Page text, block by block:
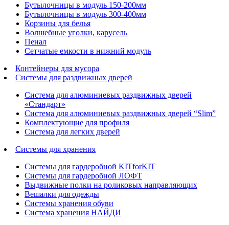
Бутылочницы в модуль 150-200мм
Бутылочницы в модуль 300-400мм
Корзины для белья
Волшебные уголки, карусель
Пенал
Cетчатые емкости в нижний модуль
Контейнеры для мусора
Системы для раздвижных дверей
Система для алюминиевых раздвижных дверей
«Стандарт»
Система для алюминиевых раздвижных дверей “Slim”
Комплектующие для профиля
Система для легких дверей
Системы для хранения
Системы для гардеробной KITforKIT
Системы для гардеробной ЛОФТ
Выдвижные полки на роликовых направляющих
Вешалки для одежды
Системы хранения обуви
Система хранения НАЙДИ